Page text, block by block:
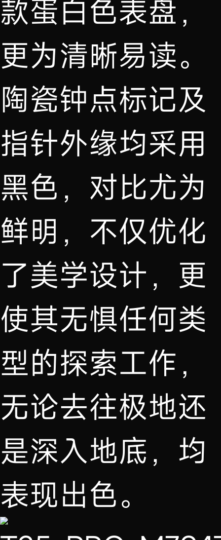
款蛋白色表盘，
更为清晰易读。
陶瓷钟点标记及
指针外缘均采用
黑色，对比尤为
鲜明，不仅优化
了美学设计，更
使其无惧任何类
型的探索工作，
无论去往极地还
是深入地底，均
表现出色。